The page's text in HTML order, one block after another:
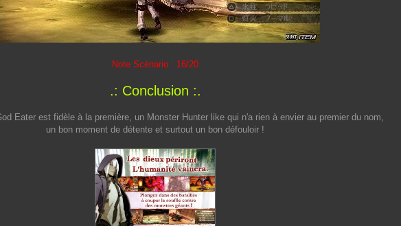
Note Scénario : 16/20
.: Conclusion :.
Eater est fidèle à la première, un Monster Hunter like qui n'a rien à envier au premier du nom,
un bon moment de détente et surtout un bon défouloir !